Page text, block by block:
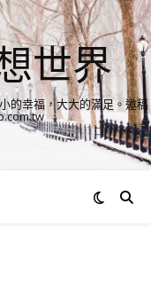
世界
的幸福，大大的滿足。邀稿